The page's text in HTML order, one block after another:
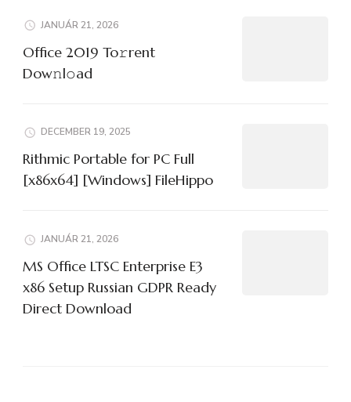
JANUÁR 21, 2026
Office 2019 To𝚛rent
Dow𝚗l𝚘ad
DECEMBER 19, 2025
Rithmic Portable for PC Full
[x86x64] [Windows] FileHippo
JANUÁR 21, 2026
MS Office LTSC Enterprise E3
x86 Setup Russian GDPR Ready
Direct Download